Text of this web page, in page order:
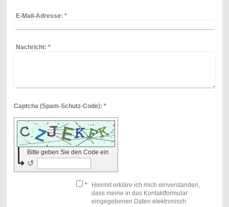
E-Mail-Adresse: *
Nachricht: *
Captcha (Spam-Schutz-Code): *
Bitte geben Sie den Code ein
↺
*
Hiermit erkläre ich mich einverstanden,
dass meine in das Kontaktformular
eingegebenen Daten elektronisch